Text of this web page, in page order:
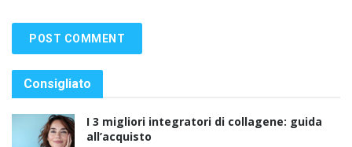
Consigliato
I 3 migliori integratori di collagene: guida
all’acquisto